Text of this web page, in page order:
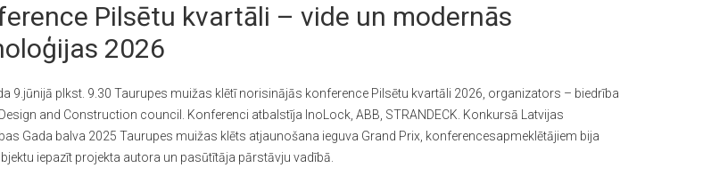
Pilsētu kvartāli – vide un modernās
2026
9.jūnijā plkst. 9.30 Taurupes muižas klētī norisinājās konference Pilsētu kvartāli 2026, organizators – biedrība
and Construction council. Konferenci atbalstīja InoLock, ABB, STRANDECK. Konkursā Latvijas
Gada balva 2025 Taurupes muižas klēts atjaunošana ieguva Grand Prix, konferencesapmeklētājiem bija
iepazīt projekta autora un pasūtītāja pārstāvju vadībā.